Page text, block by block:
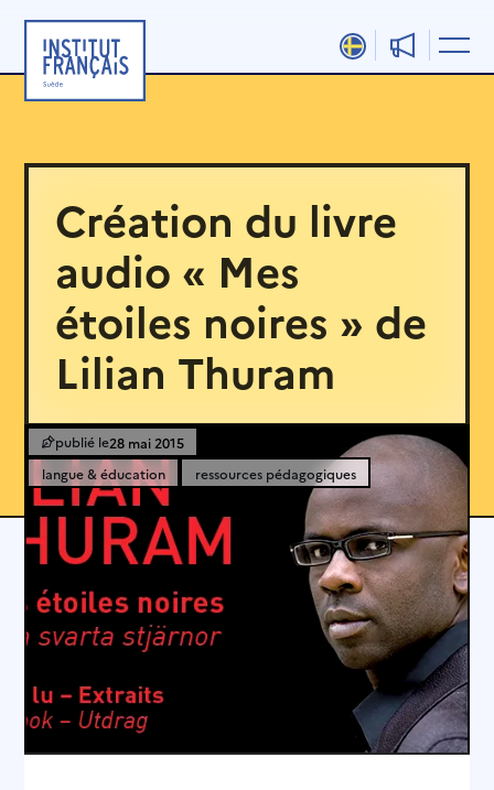
contenu
Création du livre
audio « Mes
étoiles noires » de
Lilian Thuram
28 mai 2015
langue & éducation
ressources pédagogiques